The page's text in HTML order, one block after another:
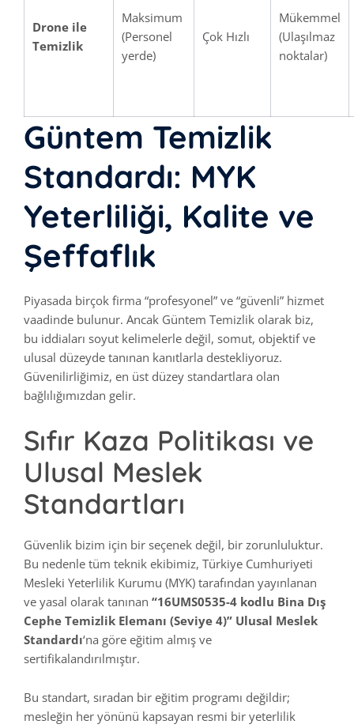
Drone ile
Temizlik
Maksimum
(Personel
yerde)
Çok Hızlı
Mükemmel
(Ulaşılmaz
noktalar)
Güntem Temizlik
Standardı: MYK
Yeterliliği, Kalite ve
Şeffaflık
Piyasada birçok firma “profesyonel” ve “güvenli” hizmet
vaadinde bulunur. Ancak Güntem Temizlik olarak biz,
bu iddiaları soyut kelimelerle değil, somut, objektif ve
ulusal düzeyde tanınan kanıtlarla destekliyoruz.
Güvenilirliğimiz, en üst düzey standartlara olan
bağlılığımızdan gelir.
Sıfır Kaza Politikası ve
Ulusal Meslek
Standartları
Güvenlik bizim için bir seçenek değil, bir zorunluluktur.
Bu nedenle tüm teknik ekibimiz, Türkiye Cumhuriyeti
Mesleki Yeterlilik Kurumu (MYK) tarafından yayınlanan
ve yasal olarak tanınan “16UMS0535-4 kodlu Bina Dış
Cephe Temizlik Elemanı (Seviye 4)” Ulusal Meslek
Standardı‘na göre eğitim almış ve
sertifikalandırılmıştır.
Bu standart, sıradan bir eğitim programı değildir;
mesleğin her yönünü kapsayan resmi bir yeterlilik